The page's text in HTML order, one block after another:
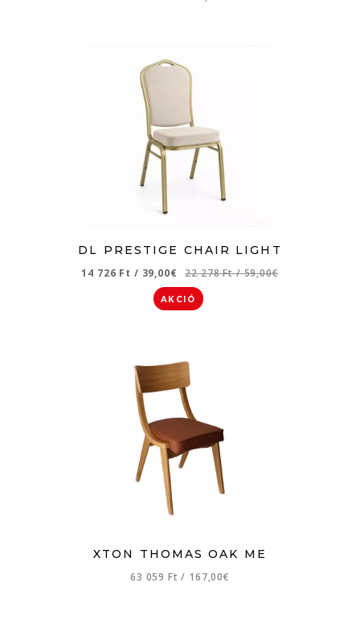
DL PRESTIGE CHAIR LIGHT
14 726 Ft / 39,00€ 22 278 Ft/ 59,00€
AKCIÓ
XTON THOMAS OAK ME
63 059 Ft/ 167,00€